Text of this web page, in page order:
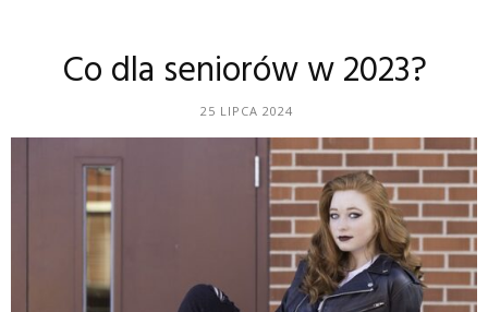
Co dla seniorów w 2023?
25 LIPCA 2024